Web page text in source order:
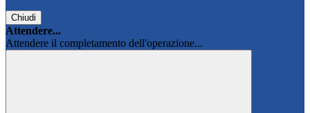
Chiudi
Attendere...
Attendere il completamento dell'operazione...